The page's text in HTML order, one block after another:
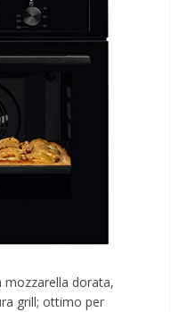
mozzarella dorata,
grill; ottimo per